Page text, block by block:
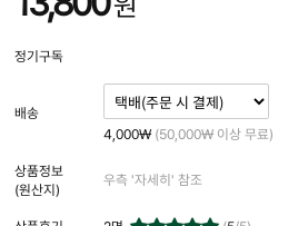
정기구독
배송
4,000₩ (50,000₩ 이상 무료)
상품정보
(원산지)
우측 '자세히' 참조